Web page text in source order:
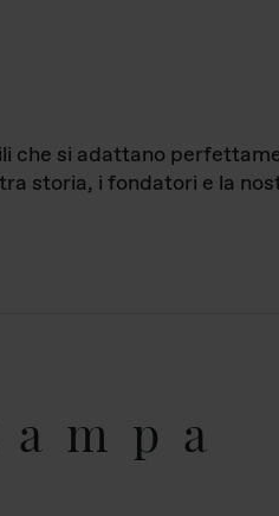
che si adattano
storia, i fondatori e la